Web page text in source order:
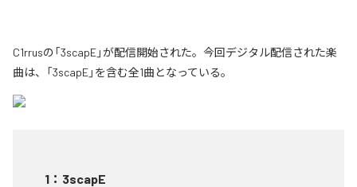
C1rrusの「3scapE」が配信開始された。今回デジタル配信された楽
曲は、「3scapE」を含む全1曲となっている。
1 ： 3scapE